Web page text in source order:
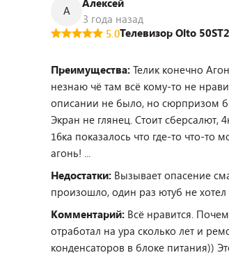
А
Алексей
3 года назад
5.0Телевизор Olto
Преимущества: Телик конечно
незнаю чё там всё кому-то не
описании не было, но сюрпризом
Экран не глянец. Стоит сберсалют,
16ка показалось что где-то что-то
агонь! ...
Недостатки: Вызывает опасение
произошло, один раз ютуб не хотел
Комментарий: Всё нравится.
отработал на ура сколько лет и
конденсаторов в блоке питания))